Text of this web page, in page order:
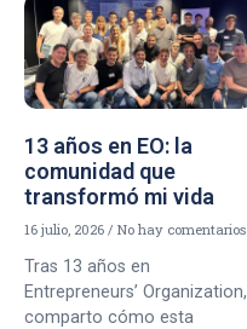
13 años en EO: la
comunidad que
transformó mi vida
16 julio, 2026 No hay comentarios
Tras 13 años en
Entrepreneurs’ Organization,
comparto cómo esta